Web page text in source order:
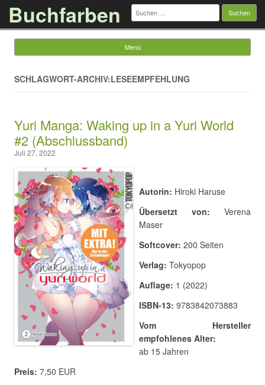
Buchfarben Suchen
nach:
Menü
SCHLAGWORT-ARCHIV:LESEEMPFEHLUNG
Yuri Manga: Waking up in a Yuri World
#2 (Abschlussband)
Juli 27, 2022
Autorin: Hiroki Haruse
Übersetzt von: Verena
Maser
Softcover: 200 Seiten
Verlag: Tokyopop
Auflage: 1 (2022)
ISBN-13: 9783842073883
Vom Hersteller
empfohlenes Alter:
ab 15 Jahren
Preis: 7,50 EUR